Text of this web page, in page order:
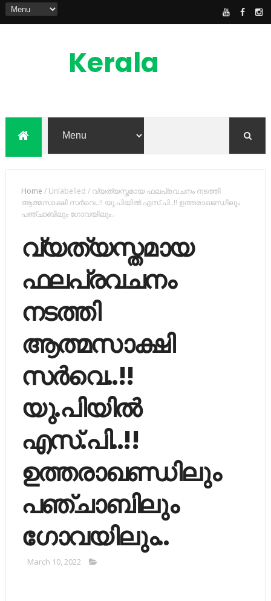
Kerala
Feed
Home /Unlabelled / വ്യത്യസ്തമായ ഫലപ്രവചനം നടത്തി
ആത്മസാക്ഷി സര്‍വെ..!! യു.പിയില്‍ എസ്.പി..!! ഉത്തരാഖണ്ഡിലും
പഞ്ചാബിലും ഗോവയിലും..
വ്യത്യസ്തമായ
ഫലപ്രവചനം
നടത്തി
ആത്മസാക്ഷി
സര്‍വെ..!!
യു.പിയില്‍
എസ്.പി..!!
ഉത്തരാഖണ്ഡിലും
പഞ്ചാബിലും
ഗോവയിലും..
March 10, 2022